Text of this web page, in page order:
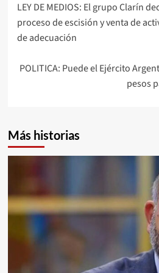
de
entradas
LEY DE MEDIOS: El grupo Clarín
proceso de escisión y venta de
de adecuación
POLITICA: Puede el Ejército
pesos
Más historias